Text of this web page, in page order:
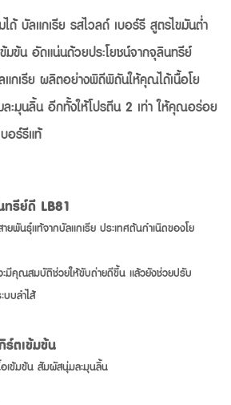
ได้ บัลแกเรีย รสไวลด์ เบอร์รี สูตรไขมันต่ำ
มข้น อัดแน่นด้วยประโยชน์จากจุลินทรีย์
กเรีย ผลิตอย่างพิถีพิถันให้คุณได้เนื้อโย
ะมุนลิ้น อีกทั้งให้โปรตีน 2 เท่า ให้คุณอร่อย
อร์รีแท้
ทรีย์ดี LB81
ยพันธุ์แท้จากบัลแกเรีย ประเทศต้นกำเนิดของโย
มีคุณสมบัติช่วยให้ขับถ่ายดีขึ้น แล้วยังช่วยปรับ
บบลำไส้
ร์ตเข้มข้น
อเข้มข้น สัมผัสนุ่มละมุนลิ้น